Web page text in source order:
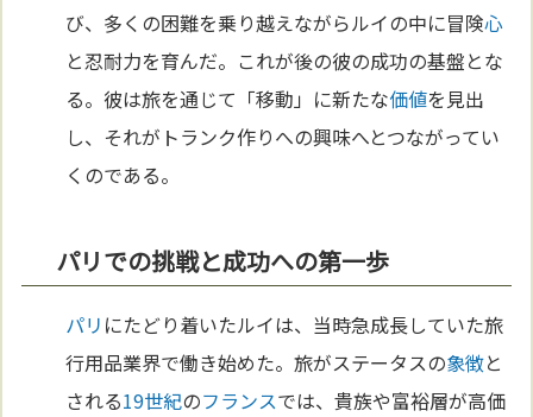
び、多くの困難を乗り越えながらルイの中に冒険心
と忍耐力を育んだ。これが後の彼の成功の基盤とな
る。彼は旅を通じて「移動」に新たな価値を見出
し、それがトランク作りへの興味へとつながってい
くのである。
パリでの挑戦と成功への第一歩
パリ にたどり着いたルイは、当時急成長していた旅
行用品業界で働き始めた。旅がステータスの象徴と
される19世紀のフランスでは、貴族や富裕層が高価